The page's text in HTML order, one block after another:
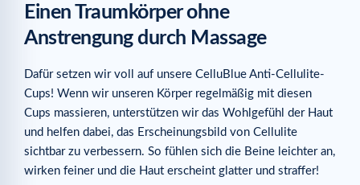
Einen Traumkörper ohne
Anstrengung durch Massage
Dafür setzen wir voll auf unsere CelluBlue Anti-Cellulite-
Cups! Wenn wir unseren Körper regelmäßig mit diesen
Cups massieren, unterstützen wir das Wohlgefühl der Haut
und helfen dabei, das Erscheinungsbild von Cellulite
sichtbar zu verbessern. So fühlen sich die Beine leichter an,
wirken feiner und die Haut erscheint glatter und straffer!